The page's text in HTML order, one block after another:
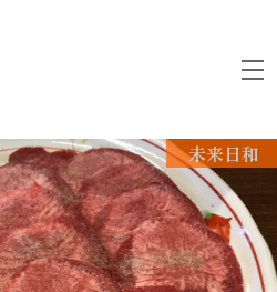
未来日和